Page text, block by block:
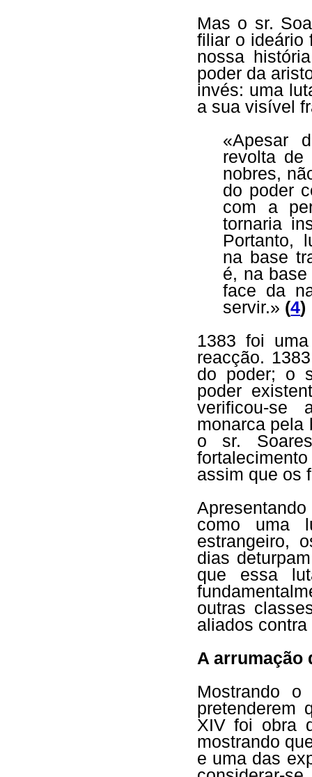
Mas o sr.
filiar o ideário
nossa
poder da
invés: uma
a sua visível
«Apesar
revolta de
nobres,
do poder
com a
tornaria
Portanto,
na base
é, na
face da
servir.» (4)
1383 foi
reacção.
do poder; o
poder
verificou-se
monarca pela
o sr.
assim que os
como uma
estrangeiro,
dias
que essa
outras
aliados
A arrumação
Mostrando
pretenderem
XIV foi obra
mostrando
e uma das